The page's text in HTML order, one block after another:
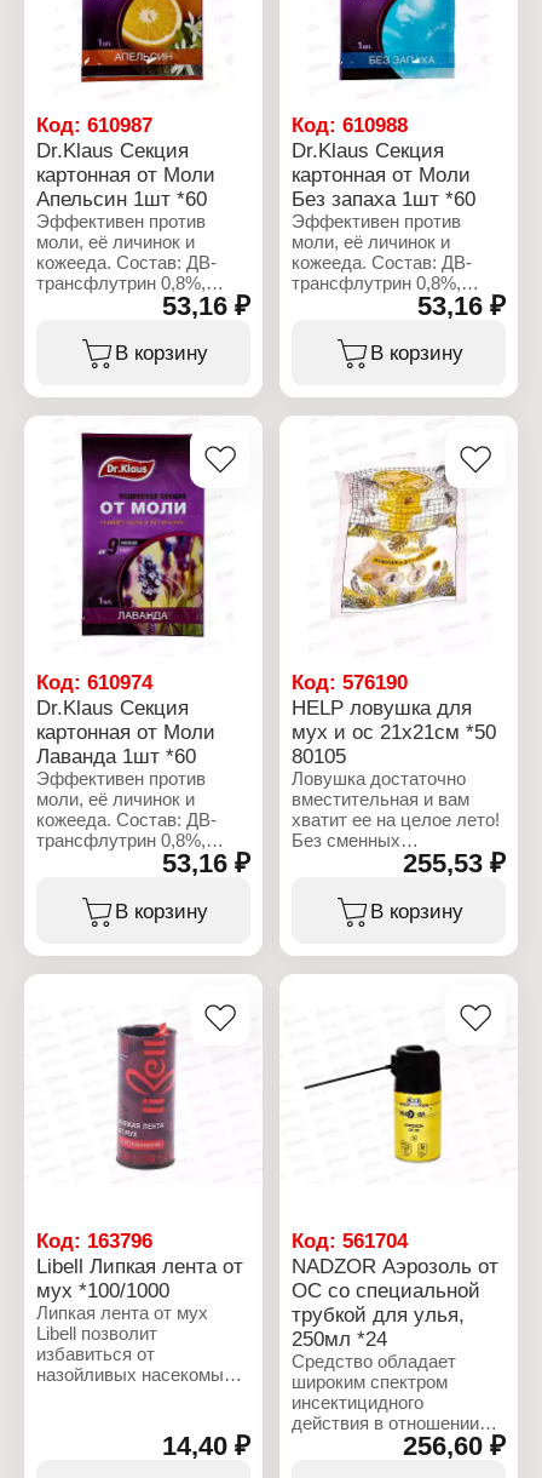
Код: 610987
Dr.Klaus Секция
картонная от Моли
Апельсин 1шт *60
Эффективен против
моли, её личинок и
кожееда. Состав: ДВ-
трансфлутрин 0,8%,
картонная основа,
Характеристики:
Форма выпуска: Секция
картонная
Размещение: подвесная
Применение: от моли
Аромат: Апельсин
Количество: 1 шт
Время защитного
действия: до 9 мес
Рабочая область
действия: 1 куб.м
53,16 ₽
В корзину
Код:610988
Dr.Klaus Секция
картонная от Моли
Без запаха 1шт *60
Эффективен против
моли, её личинок и
кожееда. Состав: ДВ-
трансфлутрин 0,8%,
картонная основа.
Характеристики:
Бренд: Dr.Klaus
Размещение: подвесная
Применение: от моли
Аромат: без запаха
Количество: 1 шт
Время защитного
действия: до 9 мес
Рабочая область
действия: 1 куб.м
53,16 ₽
В корзину
Код: 610974
Dr.Klaus Секция
картонная от Моли
Лаванда 1шт *60
Эффективен против
моли, её личинок и
кожееда. Состав: ДВ-
трансфлутрин 0,8%,
картонная основа,
Характеристики:
Форма выпуска: Секция
картонная
Размещение: подвесная
Применение: от моли
Аромат: Лаванда
Количество: 1 шт
Время защитного
действия: до 9 мес
Рабочая область
53,16 ₽
В корзину
Код:576190
HELP ловушка для
мух и ос 21х21см *50
80105
Ловушка достаточно
вместительная и вам
хватит ее на целое лето!
Без сменных
наполнителей. Просто
поместите ловушку с
небольшим количеством
приманки (сок, пиво,
насекомые уже не смогут
Характеристики:
Бренд: Help
Артикул: 80105
Тип товара: Средство от
Форма выпуска: Ловушка
Материал: полипропилен
255,53 ₽
В корзину
Код: 163796
Libell Липкая лента от
мух *100/1000
Липкая лента от мух
Libell позволит
избавиться от
назойливых насекомых в
основе и покрыта
клеевым составом с14,40 ₽
Код:561704
NADZOR Аэрозоль от
ОС со специальной
трубкой для улья,
250мл *24
Средство обладает
широким спектром
инсектицидного
действия в отношении
летающих насекомых.
256,60 ₽